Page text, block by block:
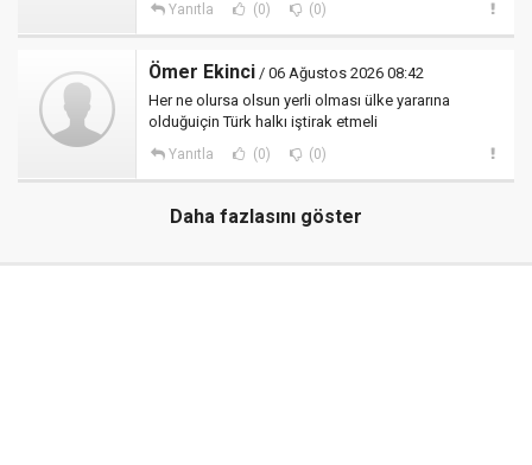
Yanıtla (0) (0)
Ömer Ekinci / 06 Ağustos 2026 08:42
Her ne olursa olsun yerli olması ülke yararına
olduğuiçin Türk halkı iştirak etmeli
Yanıtla (0) (0)
Daha fazlasını göster